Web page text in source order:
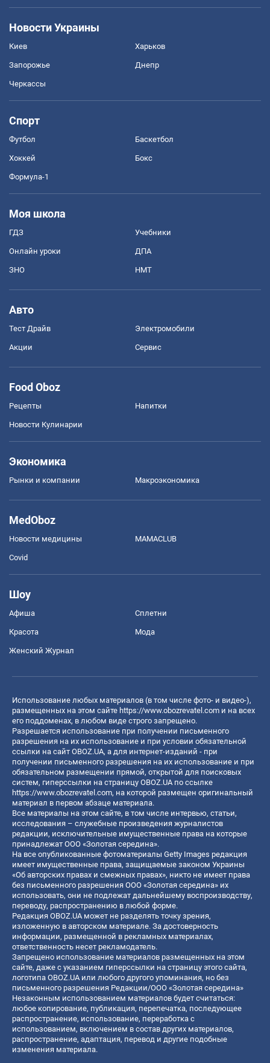
Новости Украины
Киев Харьков
Запорожье Днепр
Черкассы
Спорт
Футбол Баскетбол
Хоккей Бокс
Формула-1
Моя школа
ГДЗ Учебники
Онлайн уроки ДПА
ЗНО НМТ
Авто
Тест Драйв Электромобили
Акции Сервис
Food Oboz
Рецепты Напитки
Новости Кулинарии
Экономика
Рынки и компании Mакроэкономика
MedOboz
Новости медицины MAMACLUB
Covid
Шоу
Афиша Сплетни
Красота Мода
Женский Журнал
Использование любых материалов (в том числе фото- и видео-),
размещенных на этом сайте https://www.obozrevatel.com и на всех
его поддоменах, в любом виде строго запрещено.
Разрешается использование при получении письменного
разрешения на их использование и при условии обязательной
ссылки на сайт OBOZ.UA, а для интернет-изданий - при
получении письменного разрешения на их использование и при
обязательном размещении прямой, открытой для поисковых
систем, гиперссылки на страницу OBOZ.UA по ссылке
https://www.obozrevatel.com, на которой размещен оригинальный
материал в первом абзаце материала.
Все материалы на этом сайте, в том числе интервью, статьи,
исследования – служебные произведения журналистов
редакции, исключительные имущественные права на которые
принадлежат ООО «Золотая середина».
На все опубликованные фотоматериалы Getty Images редакция
имеет имущественные права, защищаемые законом Украины
«Об авторских правах и смежных правах», никто не имеет права
без письменного разрешения ООО «Золотая середина» их
использовать, они не подлежат дальнейшему воспроизводству,
переводу, распространению в любой форме.
Редакция OBOZ.UA может не разделять точку зрения,
изложенную в авторском материале. За достоверность
информации, размещенной в рекламных материалах,
ответственность несет рекламодатель.
Запрещено использование материалов размещенных на этом
сайте, даже с указанием гиперссылки на страницу этого сайта,
логотипа OBOZ.UA или любого другого упоминания, но без
письменного разрешения Редакции/ООО «Золотая середина»
Незаконным использованием материалов будет считаться:
любое копирование, публикация, перепечатка, последующее
распространение, использование, переработка с
использованием, включением в состав других материалов,
распространение, адаптация, перевод и другие подобные
изменения материала.